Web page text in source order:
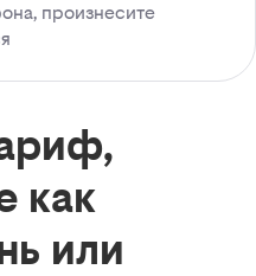
произнесите
как
или